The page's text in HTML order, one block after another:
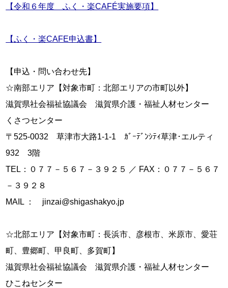
【令和６年度　ふく・楽CAFÉ実施要項】
【ふく・楽CAFE申込書】
【申込・問い合わせ先】
☆南部エリア【対象市町：北部エリアの市町以外】
滋賀県社会福祉協議会　滋賀県介護・福祉人材センター
くさつセンター
〒525-0032　草津市大路1-1-1　ｶﾞｰﾃﾞﾝｼﾃｨ草津･エルティ
932　3階
TEL：０７７－５６７－３９２５ ／ FAX：０７７－５６７
－３９２８
MAIL ：　jinzai@shigashakyo.jp
☆北部エリア【対象市町：長浜市、彦根市、米原市、愛荘
町、豊郷町、甲良町、多賀町】
滋賀県社会福祉協議会　滋賀県介護・福祉人材センター
ひこねセンター